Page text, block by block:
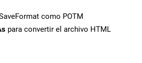
como POTM
para convertir el archivo HTML